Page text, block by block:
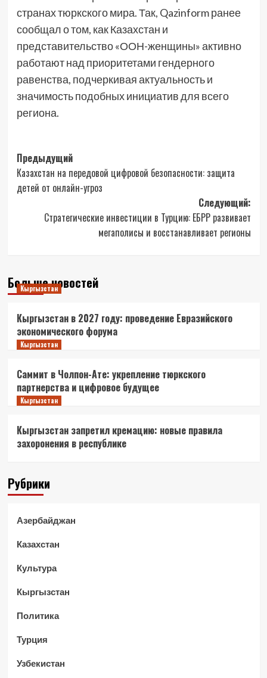
странах тюркского мира. Так, Qazinform ранее
сообщал о том, как Казахстан и
представительство «ООН-женщины» активно
работают над приоритетами гендерного
равенства, подчеркивая актуальность и
значимость подобных инициатив для всего
региона.
Навигация
записи
Предыдущий
Казахстан на передовой цифровой безопасности: защита
детей от онлайн-угроз
Следующий:
Стратегические инвестиции в Турцию: ЕБРР развивает
мегаполисы и восстанавливает регионы
Больше новостей
Кыргызстан
Кыргызстан в 2027 году: проведение Евразийского
экономического форума
Кыргызстан
Саммит в Чолпон-Ате: укрепление тюркского
партнерства и цифровое будущее
Кыргызстан
Кыргызстан запретил кремацию: новые правила
захоронения в республике
Рубрики
Азербайджан
Казахстан
Культура
Кыргызстан
Политика
Турция
Узбекистан